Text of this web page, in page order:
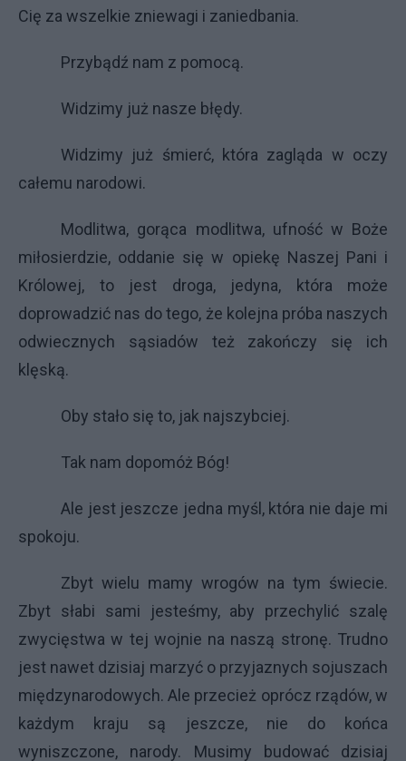
Cię za wszelkie zniewagi i zaniedbania.
Przybądź nam z pomocą.
Widzimy już nasze błędy.
Widzimy już śmierć, która zagląda w oczy
całemu narodowi.
Modlitwa, gorąca modlitwa, ufność w Boże
miłosierdzie, oddanie się w opiekę Naszej Pani i
Królowej, to jest droga, jedyna, która może
doprowadzić nas do tego, że kolejna próba naszych
odwiecznych sąsiadów też zakończy się ich
klęską.
Oby stało się to, jak najszybciej.
Tak nam dopomóż Bóg!
Ale jest jeszcze jedna myśl, która nie daje mi
spokoju.
Zbyt wielu mamy wrogów na tym świecie.
Zbyt słabi sami jesteśmy, aby przechylić szalę
zwycięstwa w tej wojnie na naszą stronę. Trudno
jest nawet dzisiaj marzyć o przyjaznych sojuszach
międzynarodowych. Ale przecież oprócz rządów, w
każdym kraju są jeszcze, nie do końca
wyniszczone, narody. Musimy budować dzisiaj